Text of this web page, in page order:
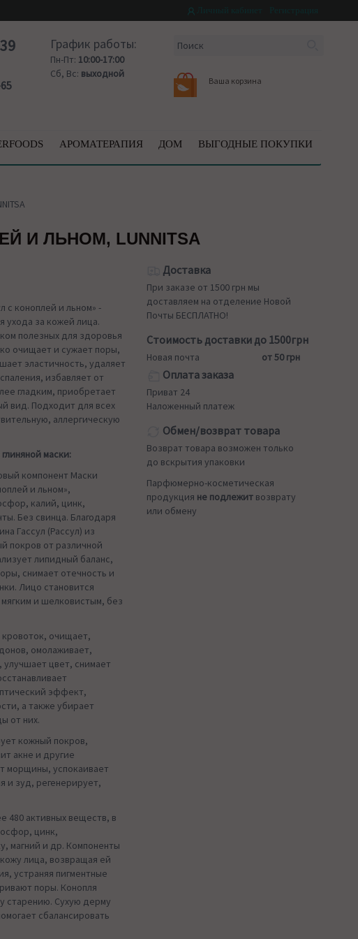
График работы:
Пн-Пт: 10:00-17:00
Сб, Вс: выходной
Ваша корзина
АРОМАТЕРАПИЯ ДОМ ВЫГОДНЫЕ ПОКУПКИ
И ЛЬНОМ, LUNNITSA
с коноплей и льном» -
ухода за кожей лица.
полезных для здоровья
очищает и сужает поры,
эластичность, удаляет
избавляет от
гладким, приобретает
вид. Подходит для всех
аллергическую
маски:
компонент Маски
и льном»,
калий, цинк,
Без свинца. Благодаря
Гассул (Рассул) из
покров от различной
липидный баланс,
снимает отечность и
Лицо становится
и шелковистым, без
кровоток, очищает,
омолаживает,
улучшает цвет, снимает
эффект,
а также убирает
от них.
кожный покров,
акне и другие
морщины, успокаивает
и зуд, регенерирует,
480 активных веществ, в
цинк,
магний и др. Компоненты
лица, возвращая ей
устраняя пигментные
поры. Конопля
старению. Сухую дерму
сбалансировать
Доставка
При заказе от 1500 грн мы
доставляем на отделение Новой
Почты БЕСПЛАТНО!
Стоимость доставки до 1500грн
Новая почта от 50 грн
Оплата заказа
Приват 24
Наложенный платеж
Обмен/возврат товара
Возврат товара возможен только
до вскрытия упаковки
Парфюмерно-косметическая
продукция не подлежит возврату
или обмену